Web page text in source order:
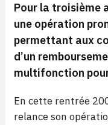
Pour la troisième
une opération
permettant aux
d’un
multifonction pour
En cette rentrée
relance son